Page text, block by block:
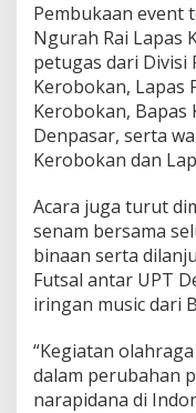
Pembukaan event
Ngurah Rai Lapas
petugas dari Divisi
Kerobokan, Lapas
Kerobokan, Bapas
Denpasar, serta
Kerobokan dan
Acara juga turut
senam bersama
binaan serta
Futsal antar UPT
iringan music dari
“Kegiatan
dalam perubahan
narapidana di